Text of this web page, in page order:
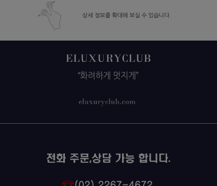
상세 정보를 확대해 보실 수 있습니다.